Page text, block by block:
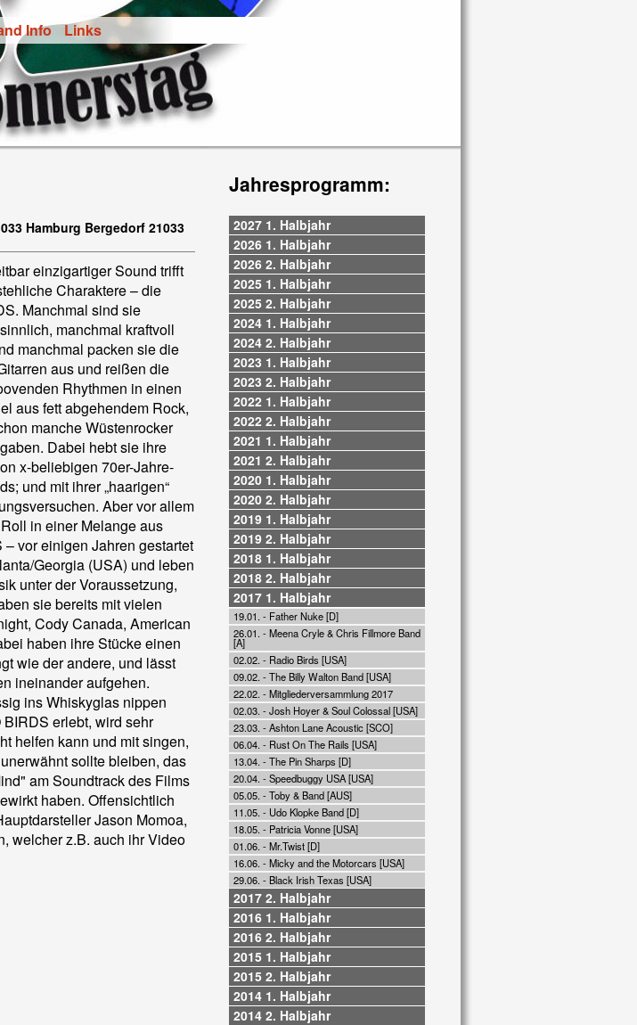
Info Links
Hamburg Bergedorf 21033
einzigartiger Sound trifft
Charaktere – die
Manchmal sind sie
manchmal kraftvoll
manchmal packen sie die
aus und reißen die
Rhythmen in einen
aus fett abgehendem Rock,
manche Wüstenrocker
Dabei hebt sie ihre
x-beliebigen 70er-Jahre-
und mit ihrer „haarigen“
Aber vor allem
in einer Melange aus
vor einigen Jahren gestartet
Georgia (USA) und leben
unter der Voraussetzung,
sie bereits mit vielen
Cody Canada, American
haben ihre Stücke einen
wie der andere, und lässt
ineinander aufgehen.
ins Whiskyglas nippen
erlebt, wird sehr
helfen kann und mit singen,
sollte bleiben, das
am Soundtrack des Films
haben. Offensichtlich
Jason Momoa,
welcher z.B. auch ihr Video
Jahresprogramm:
2027 1. Halbjahr
2026 1. Halbjahr
2026 2. Halbjahr
2025 1. Halbjahr
2025 2. Halbjahr
2024 1. Halbjahr
2024 2. Halbjahr
2023 1. Halbjahr
2023 2. Halbjahr
2022 1. Halbjahr
2022 2. Halbjahr
2021 1. Halbjahr
2021 2. Halbjahr
2020 1. Halbjahr
2020 2. Halbjahr
2019 1. Halbjahr
2019 2. Halbjahr
2018 1. Halbjahr
2018 2. Halbjahr
2017 1. Halbjahr
19.01. - Father Nuke [D]
26.01. - Meena Cryle & Chris Fillmore Band
[A]
02.02. - Radio Birds [USA]
09.02. - The Billy Walton Band [USA]
22.02. - Mitgliederversammlung 2017
02.03. - Josh Hoyer & Soul Colossal [USA]
23.03. - Ashton Lane Acoustic [SCO]
06.04. - Rust On The Rails [USA]
13.04. - The Pin Sharps [D]
20.04. - Speedbuggy USA [USA]
05.05. - Toby & Band [AUS]
11.05. - Udo Klopke Band [D]
18.05. - Patricia Vonne [USA]
01.06. - Mr.Twist [D]
16.06. - Micky and the Motorcars [USA]
29.06. - Black Irish Texas [USA]
2017 2. Halbjahr
2016 1. Halbjahr
2016 2. Halbjahr
2015 1. Halbjahr
2015 2. Halbjahr
2014 1. Halbjahr
2014 2. Halbjahr